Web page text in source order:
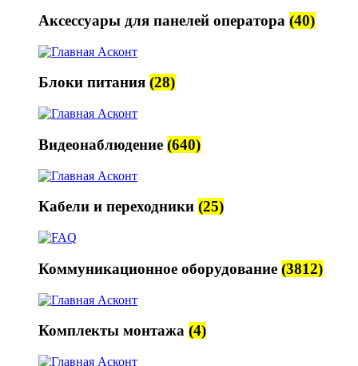
Аксессуары для панелей оператора (40)
Блоки питания (28)
Видеонаблюдение (640)
Кабели и переходники (25)
Коммуникационное оборудование (3812)
Комплекты монтажа (4)